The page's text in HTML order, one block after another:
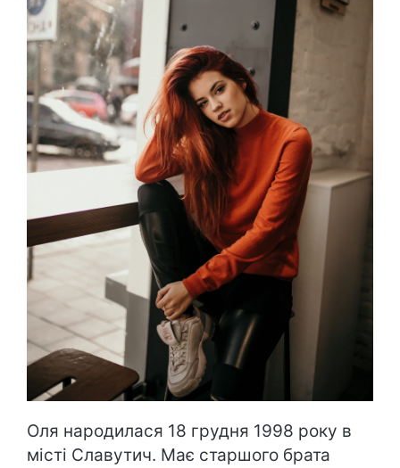
Оля народилася 18 грудня 1998 року в
місті Славутич. Має старшого брата